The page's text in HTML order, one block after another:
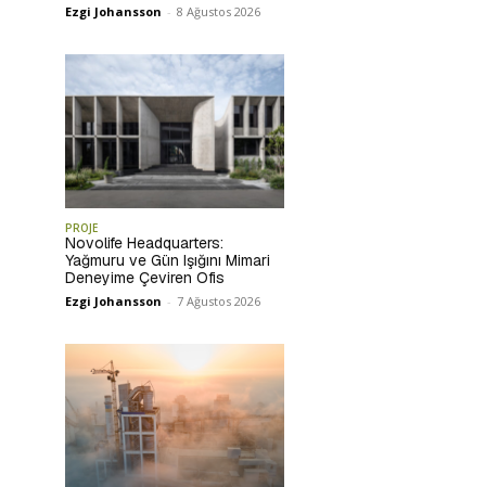
Ezgi Johansson - 8 Ağustos 2026
PROJE
Novolife Headquarters:
Yağmuru ve Gün Işığını Mimari
Deneyime Çeviren Ofis
Ezgi Johansson - 7 Ağustos 2026